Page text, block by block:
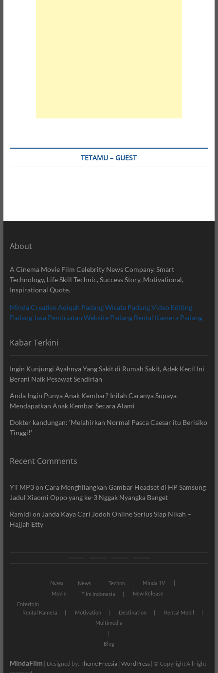
TETAMU – GUEST
About
A Cinema Movie Film Celebrity News Company. Smart
Technology, Life Skill Technic, Success Story, Motivational,
Inspirational Quote.
Minda CreativeAqiqah PadangWisata PadangVideo Editing
Padang Jasa Pembuatan Website Padang Rental Kamera Padang
Kabar Terkini
Ingin Kunjungi Ayahnya Yang Sakit di Rumah Sakit, Adek Kecil Ini
Berani Naik Pesawat Sendirian
Anda Ingin Punya Anak Kembar? Inilah Caranya Supaya
Mendapatkan Anak Kembar Secara Alami
Dokter kandungan: ‘Melahirkan Normal Pasca Caesar itu Berisiko
Tinggi!’
Recent Comments
YT MP3on Cara Menghilangkan Gambar Headset di HP Samsung
Jadul Xiaomi Oppo yang ke-3 Nggak Nyangka Banget
Ramidi on Janda Kaya Cari Jodoh Online Serius Siap Nikah –
Hajjah Etty
News News Techno
Minda TV
Movie
Film Indonesia
New Release
Entertain
Rental Kamera
Motivation Destination
Rental Mobil
Multimedia
Blog
MindaFilm | Designed by: Theme Freesia| WordPress| © Copyright All right